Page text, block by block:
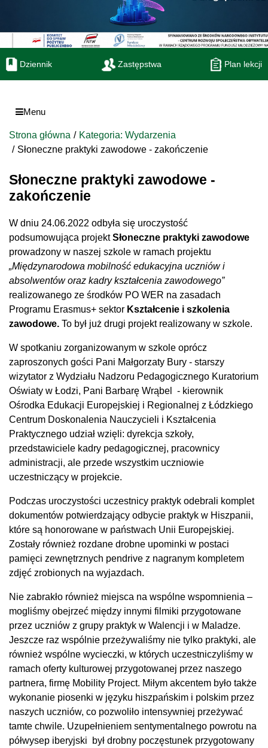
Dziennik Zastępstwa Plan lekcji
Menu
Strona główna
Kategoria: Wydarzenia
Słoneczne praktyki zawodowe - zakończenie
Słoneczne praktyki zawodowe -
zakończenie
W dniu 24.06.2022 odbyła się uroczystość
podsumowująca projektSłoneczne praktyki zawodowe
prowadzony w naszej szkole w ramach projektu
„Międzynarodowa mobilność edukacyjna uczniów i
absolwentów oraz kadry kształcenia zawodowego”
realizowanego ze środków PO WER na zasadach
Programu Erasmus+ sektor Kształcenie i szkolenia
zawodowe. To był już drugi projekt realizowany w szkole.
W spotkaniu zorganizowanym w szkole oprócz
zaproszonych gości Pani Małgorzaty Bury - starszy
wizytator z Wydziału Nadzoru Pedagogicznego Kuratorium
Oświaty w Łodzi, Pani Barbarę Wrąbel - kierownik
Ośrodka Edukacji Europejskiej i Regionalnej z Łódzkiego
Centrum Doskonalenia Nauczycieli i Kształcenia
Praktycznego udział wzięli: dyrekcja szkoły,
przedstawiciele kadry pedagogicznej, pracownicy
administracji, ale przede wszystkim uczniowie
uczestniczący w projekcie.
Podczas uroczystości uczestnicy praktyk odebrali komplet
dokumentów potwierdzający odbycie praktyk w Hiszpanii,
które są honorowane w państwach Unii Europejskiej.
Zostały również rozdane drobne upominki w postaci
pamięci zewnętrznych pendrive z nagranym kompletem
zdjęć zrobionych na wyjazdach.
Nie zabrakło również miejsca na wspólne wspomnienia –
mogliśmy obejrzeć między innymi filmiki przygotowane
przez uczniów z grupy praktyk w Walencji i w Maladze.
Jeszcze raz wspólnie przeżywaliśmy nie tylko praktyki, ale
również wspólne wycieczki, w których uczestniczyliśmy w
ramach oferty kulturowej przygotowanej przez naszego
partnera, firmę Mobility Project. Miłym akcentem było także
wykonanie piosenki w języku hiszpańskim i polskim przez
naszych uczniów, co pozwoliło intensywniej przeżywać
tamte chwile. Uzupełnieniem sentymentalnego powrotu na
półwysep iberyjski był drobny poczęstunek przygotowany